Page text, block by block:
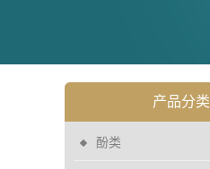
产品分类
酚类